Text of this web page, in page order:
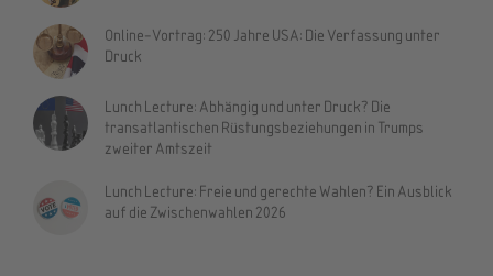
Online-Vortrag: 250 Jahre USA: Die Verfassung unter
Druck
Lunch Lecture: Abhängig und unter Druck? Die
transatlantischen Rüstungsbeziehungen in Trumps
zweiter Amtszeit
Lunch Lecture: Freie und gerechte Wahlen? Ein Ausblick
auf die Zwischenwahlen 2026